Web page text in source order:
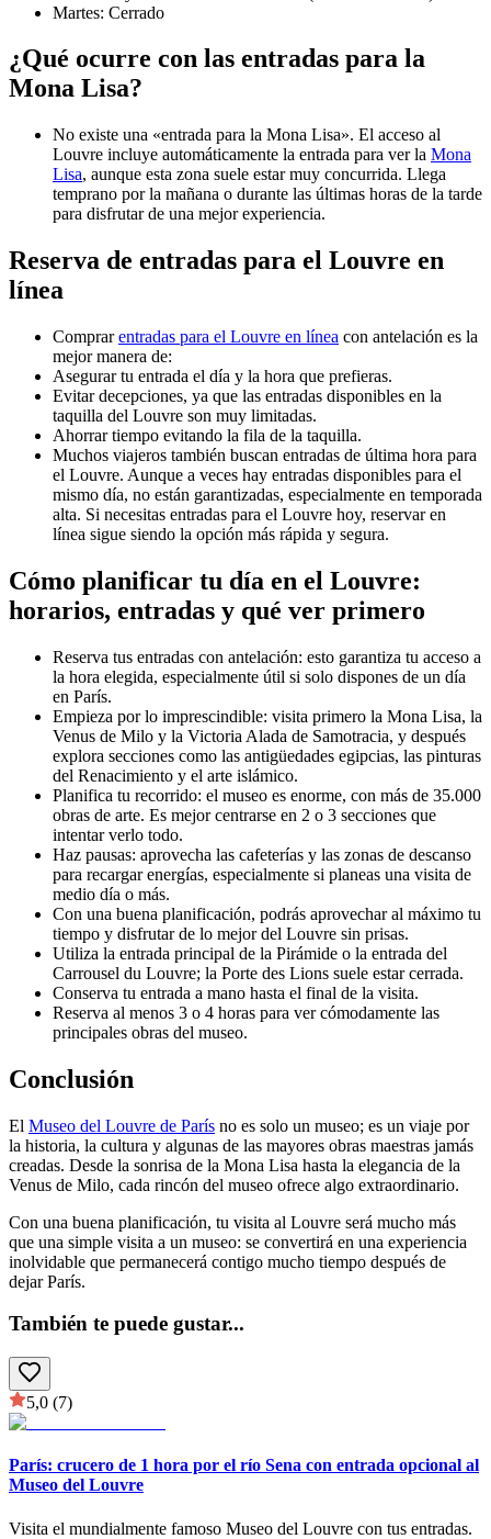
Martes: Cerrado
¿Qué ocurre con las entradas para la
Mona Lisa?
No existe una «entrada para la Mona Lisa». El acceso al
Louvre incluye automáticamente la entrada para ver la Mona
Lisa, aunque esta zona suele estar muy concurrida. Llega
temprano por la mañana o durante las últimas horas de la tarde
para disfrutar de una mejor experiencia.
Reserva de entradas para el Louvre en
línea
Comprarentradas para el Louvre en línea con antelación es la
mejor manera de:
Asegurar tu entrada el día y la hora que prefieras.
Evitar decepciones, ya que las entradas disponibles en la
taquilla del Louvre son muy limitadas.
Ahorrar tiempo evitando la fila de la taquilla.
Muchos viajeros también buscan entradas de última hora para
el Louvre. Aunque a veces hay entradas disponibles para el
mismo día, no están garantizadas, especialmente en temporada
alta. Si necesitas entradas para el Louvre hoy, reservar en
línea sigue siendo la opción más rápida y segura.
Cómo planificar tu día en el Louvre:
horarios, entradas y qué ver primero
Reserva tus entradas con antelación: esto garantiza tu acceso a
la hora elegida, especialmente útil si solo dispones de un día
en París.
Empieza por lo imprescindible: visita primero la Mona Lisa, la
Venus de Milo y la Victoria Alada de Samotracia, y después
explora secciones como las antigüedades egipcias, las pinturas
del Renacimiento y el arte islámico.
Planifica tu recorrido: el museo es enorme, con más de 35.000
obras de arte. Es mejor centrarse en 2 o 3 secciones que
intentar verlo todo.
Haz pausas: aprovecha las cafeterías y las zonas de descanso
para recargar energías, especialmente si planeas una visita de
medio día o más.
Con una buena planificación, podrás aprovechar al máximo tu
tiempo y disfrutar de lo mejor del Louvre sin prisas.
Utiliza la entrada principal de la Pirámide o la entrada del
Carrousel du Louvre; la Porte des Lions suele estar cerrada.
Conserva tu entrada a mano hasta el final de la visita.
Reserva al menos 3 o 4 horas para ver cómodamente las
principales obras del museo.
Conclusión
El Museo del Louvre de París no es solo un museo; es un viaje por
la historia, la cultura y algunas de las mayores obras maestras jamás
creadas. Desde la sonrisa de la Mona Lisa hasta la elegancia de la
Venus de Milo, cada rincón del museo ofrece algo extraordinario.
Con una buena planificación, tu visita al Louvre será mucho más
que una simple visita a un museo: se convertirá en una experiencia
inolvidable que permanecerá contigo mucho tiempo después de
dejar París.
También te puede gustar...
5,0 (7)
París: crucero de 1 hora por el río Sena con entrada opcional al
Museo del Louvre
Visita el mundialmente famoso Museo del Louvre con tus entradas.